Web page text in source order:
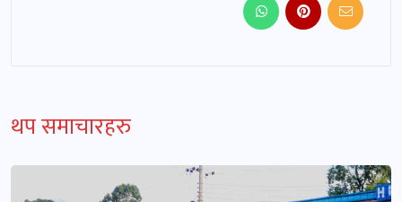
थप समाचारहरु